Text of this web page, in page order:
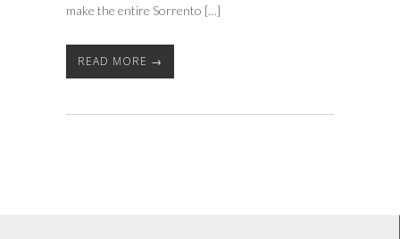
make the entire Sorrento […]
READ MORE →